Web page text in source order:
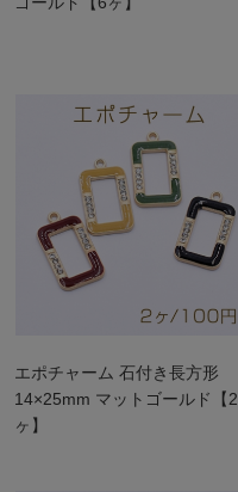
エポチャーム 石付き長方形
14×25mm マットゴールド【2
ヶ】